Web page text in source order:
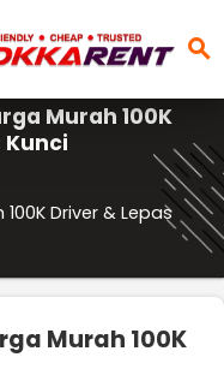
search
Murah 100K
Kunci
Driver & Lepas
Murah 100K